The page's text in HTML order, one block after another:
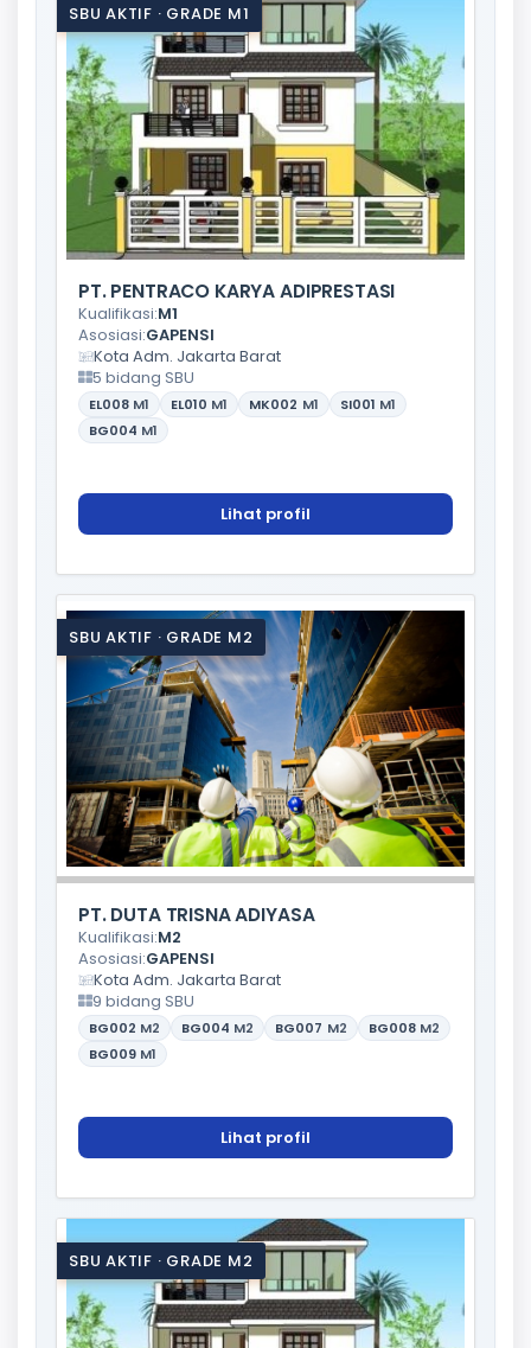
SBU AKTIF · GRADE M1
PT. PENTRACO KARYA ADIPRESTASI
Kualifikasi:M1
Asosiasi:GAPENSI
Kota Adm. Jakarta Barat
5 bidang SBU
EL008 M1 EL010 M1 MK002 M1 SI001 M1
BG004 M1
Lihat profil
SBU AKTIF · GRADE M2
PT. DUTA TRISNA ADIYASA
Kualifikasi:M2
Asosiasi:GAPENSI
Kota Adm. Jakarta Barat
9 bidang SBU
BG002 M2 BG004 M2 BG007 M2 BG008 M2
BG009 M1
Lihat profil
SBU AKTIF · GRADE M2